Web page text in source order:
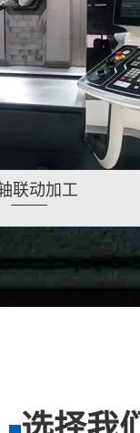
联动加工